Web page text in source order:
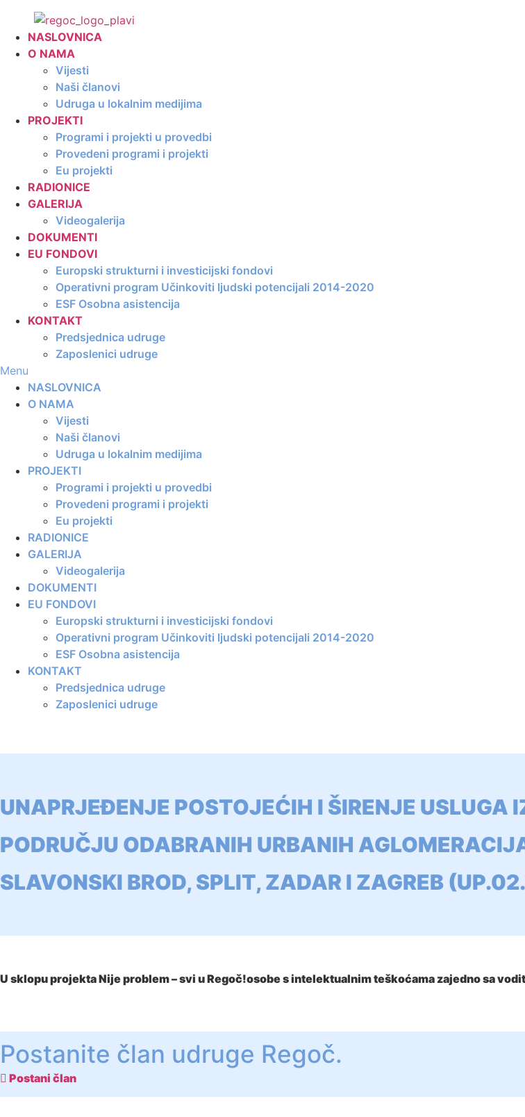
contentNASLOVNICA
O NAMA
Vijesti
Naši članovi
Udruga u lokalnim medijima
PROJEKTI
Programi i projekti u provedbi
Provedeni programi i projekti
Eu projekti
RADIONICE
GALERIJA
Videogalerija
DOKUMENTI
EU FONDOVI
Europski strukturni i investicijski fondovi
Operativni program Učinkoviti ljudski potencijali 2014-2020
ESF Osobna asistencija
KONTAKT
Predsjednica udruge
Zaposlenici udruge
Menu
NASLOVNICA
O NAMA
Vijesti
Naši članovi
Udruga u lokalnim medijima
PROJEKTI
Programi i projekti u provedbi
Provedeni programi i projekti
Eu projekti
RADIONICE
GALERIJA
Videogalerija
DOKUMENTI
EU FONDOVI
Europski strukturni i investicijski fondovi
Operativni program Učinkoviti ljudski potencijali 2014-2020
ESF Osobna asistencija
KONTAKT
Predsjednica udruge
Zaposlenici udruge
UNAPRJEĐENJE POSTOJEĆIH I ŠIRENJE USLUGA
PODRUČJU ODABRANIH URBANIH
SLAVONSKI BROD, SPLIT, ZADAR I ZAGREB
U sklopu projekta Nije problem – svi u Regoč!osobe s intelektualnim teškoćama zajedno sa
Postanite član udruge Regoč.
Postani član